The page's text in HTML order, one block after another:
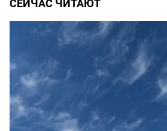
СЕЙЧАС ЧИТАЮТ